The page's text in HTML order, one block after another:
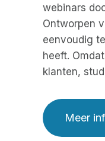
webinars
Ontworpen
eenvoudig
heeft.
klanten,
Meer